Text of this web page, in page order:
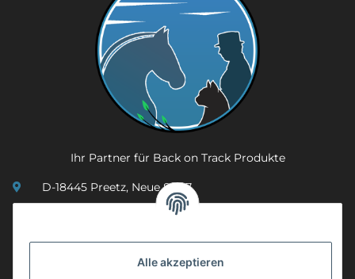
Alle akzeptieren
Ihr Partner für Back on Track Produkte
D-18445 Preetz, Neue Str. 7
info@mobility-in-harmony.de